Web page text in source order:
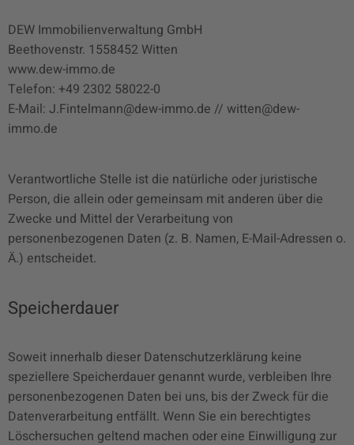
DEW Immobilienverwaltung GmbH
Beethovenstr. 1558452 Witten
www.dew-immo.de
Telefon: +49 2302 58022-0
E-Mail: J.Fintelmann@dew-immo.de // witten@dew-
immo.de
Verantwortliche Stelle ist die natürliche oder juristische
Person, die allein oder gemeinsam mit anderen über die
Zwecke und Mittel der Verarbeitung von
personenbezogenen Daten (z. B. Namen, E-Mail-Adressen o.
Ä.) entscheidet.
Speicherdauer
Soweit innerhalb dieser Datenschutzerklärung keine
speziellere Speicherdauer genannt wurde, verbleiben Ihre
personenbezogenen Daten bei uns, bis der Zweck für die
Datenverarbeitung entfällt. Wenn Sie ein berechtigtes
Löschersuchen geltend machen oder eine Einwilligung zur